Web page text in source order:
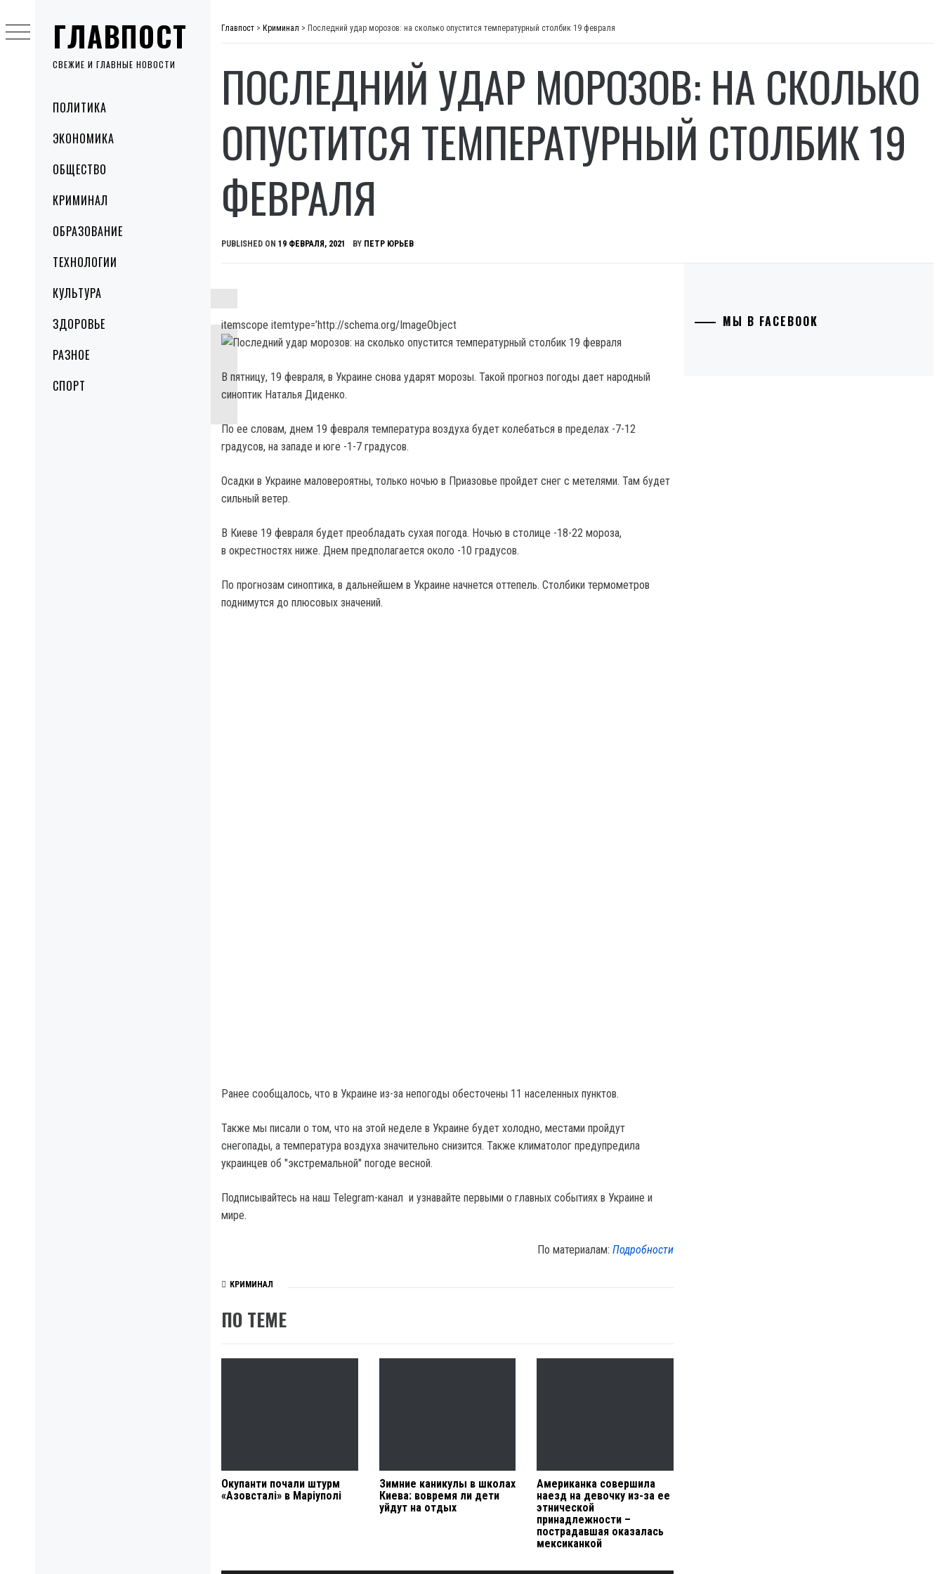
ГЛАВПОСТ
СВЕЖИЕ И ГЛАВНЫЕ НОВОСТИ
MenuПОЛИТИКА
ЭКОНОМИКА
ОБЩЕСТВО
КРИМИНАЛ
ОБРАЗОВАНИЕ
ТЕХНОЛОГИИ
КУЛЬТУРА
ЗДОРОВЬЕ
РАЗНОЕ
СПОРТ
to
content
Главпост > Криминал > Последний удар морозов: на сколько опустится температурный столбик 19 февраля
ПОСЛЕДНИЙ УДАР МОРОЗОВ: НА СКОЛЬКО
ОПУСТИТСЯ ТЕМПЕРАТУРНЫЙ СТОЛБИК 19
ФЕВРАЛЯ
PUBLISHED ON 19 ФЕВРАЛЯ, 2021 BY ПЕТР ЮРЬЕВ
itemscope itemtype=’http://schema.org/ImageObject
В пятницу, 19 февраля, в Украине снова ударят морозы. Такой прогноз погоды дает народный
синоптик Наталья Диденко.
По ее словам, днем 19 февраля температура воздуха будет колебаться в пределах -7-12
градусов, на западе и юге -1-7 градусов.
Осадки в Украине маловероятны, только ночью в Приазовье пройдет снег с метелями. Там будет
сильный ветер.
В Киеве 19 февраля будет преобладать сухая погода. Ночью в столице -18-22 мороза,
в окрестностях ниже. Днем предполагается около -10 градусов.
По прогнозам синоптика, в дальнейшем в Украине начнется оттепель. Столбики термометров
поднимутся до плюсовых значений.
Ранее сообщалось, что в Украине из-за непогоды обесточены 11 населенных пунктов.
Также мы писали о том, что на этой неделе в Украине будет холодно, местами пройдут
снегопады, а температура воздуха значительно снизится. Также климатолог предупредила
украинцев об "экстремальной" погоде весной.
Подписывайтесь на наш Telegram-канал и узнавайте первыми о главных событиях в Украине и
мире.
По материалам:Подробности
КРИМИНАЛ
ПО ТЕМЕ
Окупанти почали штурм
«Азовсталі» в Маріуполі
Зимние каникулы в школах
Киева: вовремя ли дети
уйдут на отдых
Американка совершила
наезд на девочку из-за ее
этнической
принадлежности –
пострадавшая оказалась
мексиканкой
МЫ В FACEBOOK